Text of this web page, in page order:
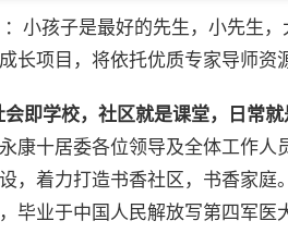
：小孩子是最好的先生，小先生
长项目，将依托优质专家导师资
即学校，社区就是课堂，日常
永康十居委各位领导及全体工作人
，着力打造书香社区，书香家
毕业于中国人民解放写第四军